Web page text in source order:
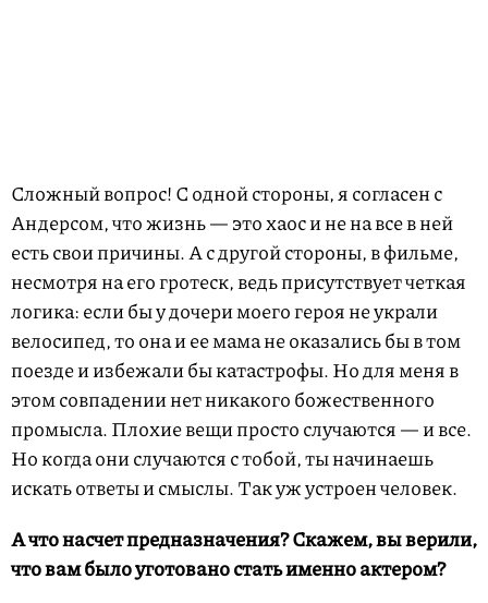
Сложный вопрос! С одной стороны, я согласен с
Андерсом, что жизнь — это хаос и не на все в ней
есть свои причины. А с другой стороны, в фильме,
несмотря на его гротеск, ведь присутствует четкая
логика: если бы у дочери моего героя не украли
велосипед, то она и ее мама не оказались бы в том
поезде и избежали бы катастрофы. Но для меня в
этом совпадении нет никакого божественного
промысла. Плохие вещи просто случаются — и все.
Но когда они случаются с тобой, ты начинаешь
искать ответы и смыслы. Так уж устроен человек.
А что насчет предназначения? Скажем, вы верили,
что вам было уготовано стать именно актером?